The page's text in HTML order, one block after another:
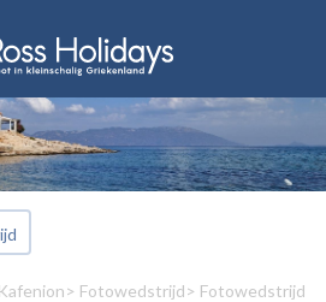
Kafenion> Fotowedstrijd> Fotowedstrijd